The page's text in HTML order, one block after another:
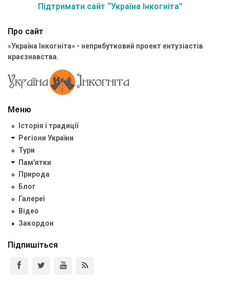
Підтримати сайт “Україна Інкогніта”
Про сайт
«Україна Інкогніта» - неприбутковий проект ентузіастів
краєзнавства.
Меню
Історія і традиції
Регіони України
Тури
Пам'ятки
Природа
Блог
Галереї
Відео
Закордон
Підпишіться